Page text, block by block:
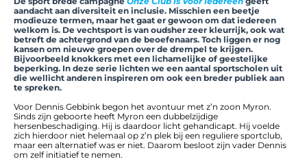
aandacht aan diversiteit en inclusie. Misschien een beetje
modieuze termen, maar het gaat er gewoon om dat iedereen
welkom is. De vechtsport is van oudsher zeer kleurrijk, ook wat
betreft de achtergrond van de beoefenaars. Toch liggen er nog
kansen om nieuwe groepen over de drempel te krijgen.
Bijvoorbeeld knokkers met een lichamelijke of geestelijke
beperking. In deze serie lichten we een aantal sportscholen uit
die wellicht anderen inspireren om ook een breder publiek aan
te spreken.
Voor Dennis Gebbink begon het avontuur met z’n zoon Myron.
Sinds zijn geboorte heeft Myron een dubbelzijdige
hersenbeschadiging. Hij is daardoor licht gehandicapt. Hij voelde
zich hierdoor niet helemaal op z’n plek bij een reguliere sportclub,
maar een alternatief was er niet. Daarom besloot zijn vader Dennis
om zelf initiatief te nemen.